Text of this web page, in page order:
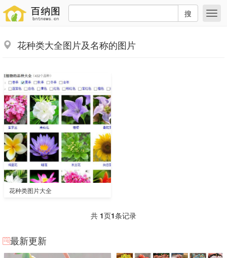
搜
花种类大全图片及名称的图片
花种类图片大全
共 1页1条记录
最新更新